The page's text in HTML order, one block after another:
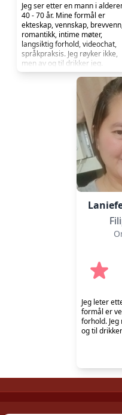
Jeg ser etter en mann i
40 - 70 år. Mine formål er
ekteskap, vennskap,
romantikk, intime møter,
langsiktig forhold, videochat,
språkpraksis. Jeg røyker ikke,
men av og til drikker jeg.
Jeg leter
formål er
forhold.
og til